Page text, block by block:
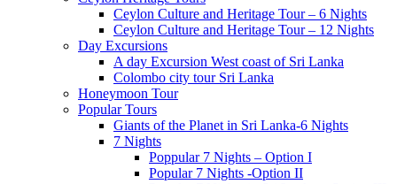
Ceylon Culture and Heritage Tour – 6 Nights
Ceylon Culture and Heritage Tour – 12 Nights
Day Excursions
A day Excursion West coast of Sri Lanka
Colombo city tour Sri Lanka
Honeymoon Tour
Popular Tours
Giants of the Planet in Sri Lanka-6 Nights
7 Nights
Poppular 7 Nights – Option I
Popular 7 Nights -Option II